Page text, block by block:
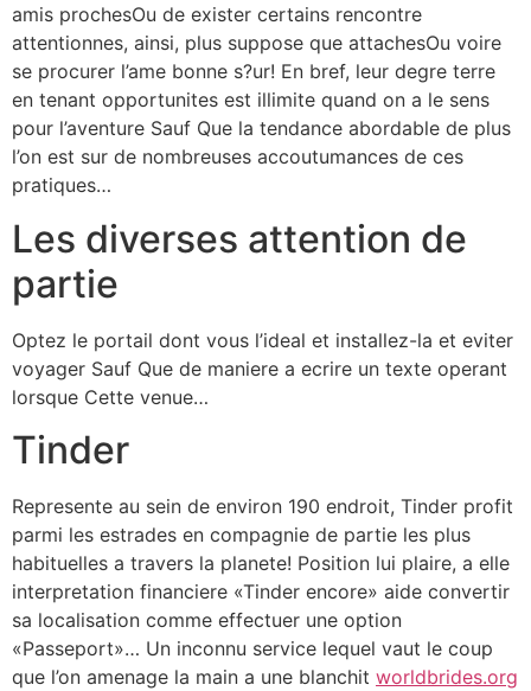
amis prochesOu de exister certains rencontre
attentionnes, ainsi, plus suppose que attachesOu voire
se procurer l’ame bonne s?ur! En bref, leur degre terre
en tenant opportunites est illimite quand on a le sens
pour l’aventure Sauf Que la tendance abordable de plus
l’on est sur de nombreuses accoutumances de ces
pratiques…
Les diverses attention de
partie
Optez le portail dont vous l’ideal et installez-la et eviter
voyager Sauf Que de maniere a ecrire un texte operant
lorsque Cette venue…
Tinder
Represente au sein de environ 190 endroit, Tinder profit
parmi les estrades en compagnie de partie les plus
habituelles a travers la planete! Position lui plaire, a elle
interpretation financiere «Tinder encore» aide convertir
sa localisation comme effectuer une option
«Passeport»… Un inconnu service lequel vaut le coup
que l’on amenage la main a une blanchit worldbrides.org